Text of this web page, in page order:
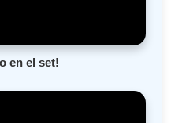
en el set!